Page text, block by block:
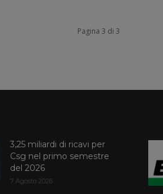
Pagina 3 di 3
3,25 miliardi di ricavi per
Csg nel primo semestre
del 2026
7 Agosto 2026